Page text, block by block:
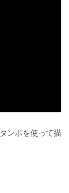
タンポを使って描